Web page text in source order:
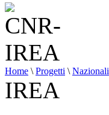
Home \ Progetti \ Nazionali
IREA